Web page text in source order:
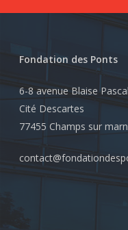
Fondation des Ponts
6-8 avenue Blaise Pascal
Cité Descartes
77455 Champs sur